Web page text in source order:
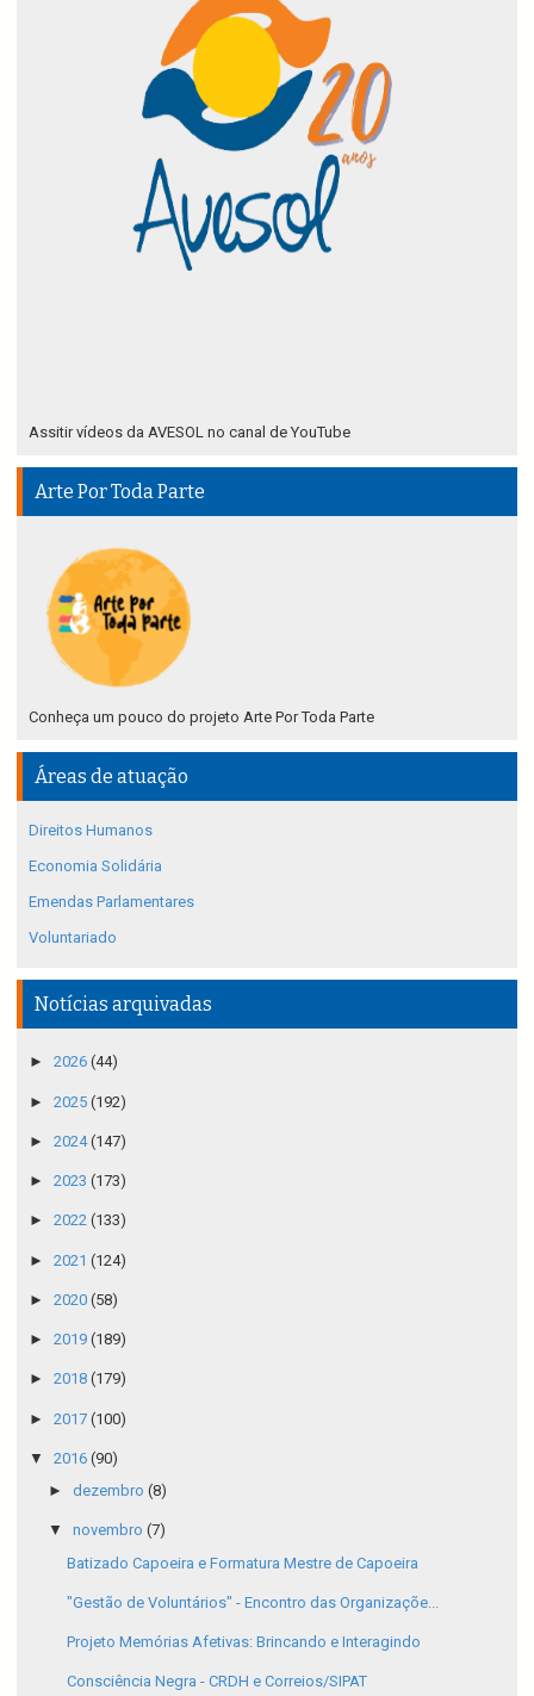
Assitir vídeos da AVESOL no canal de YouTube
Arte Por Toda Parte
Conheça um pouco do projeto Arte Por Toda Parte
Áreas de atuação
Direitos Humanos
Economia Solidária
Emendas Parlamentares
Voluntariado
Notícias arquivadas
► 2026 (44)
► 2025 (192)
► 2024(147)
► 2023 (173)
► 2022 (133)
► 2021 (124)
► 2020 (58)
► 2019 (189)
► 2018 (179)
► 2017 (100)
▼ 2016 (90)
► dezembro (8)
▼ novembro (7)
Batizado Capoeira e Formatura Mestre de Capoeira
"Gestão de Voluntários" - Encontro das Organizaçõe...
Projeto Memórias Afetivas: Brincando e Interagindo
Consciência Negra - CRDH e Correios/SIPAT